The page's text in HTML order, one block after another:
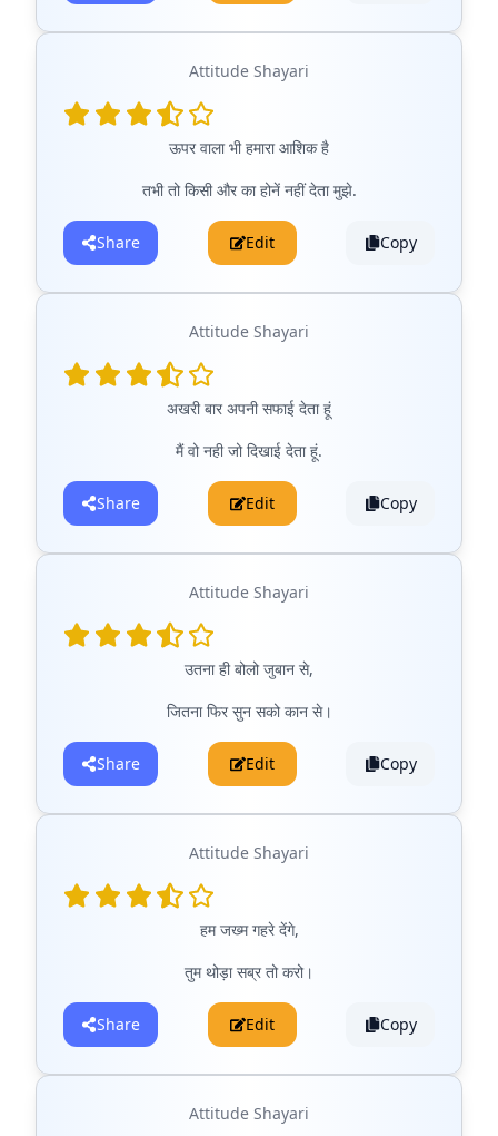
Attitude Shayari
ऊपर वाला भी हमारा आशिक है
तभी तो किसी और का होनें नहीं देता मुझे.
Share Edit Copy
Attitude Shayari
अखरी बार अपनी सफाई देता हूं
मैं वो नही जो दिखाई देता हूं.
Share Edit Copy
Attitude Shayari
उतना ही बोलो जुबान से,
जितना फिर सुन सको कान से।
Share Edit Copy
Attitude Shayari
हम जख्म गहरे देंगे,
तुम थोड़ा सब्र तो करो।
Share Edit Copy
Attitude Shayari